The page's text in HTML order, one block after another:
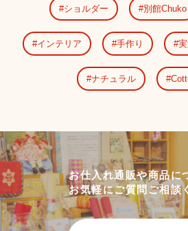
ショルダー 別館Chuko
インテリア 手作り
ナチュラル
お仕入れ通販や商品に
お気軽にご質問ご相談